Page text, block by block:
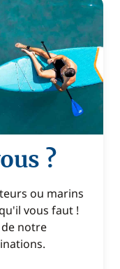
?
ou marins
vous faut !
notre